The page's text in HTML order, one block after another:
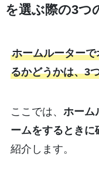
を選ぶ際の3つ
ホームルーター
るかどうかは、3
ここでは、 ホーム
ームをするときに
紹介します。